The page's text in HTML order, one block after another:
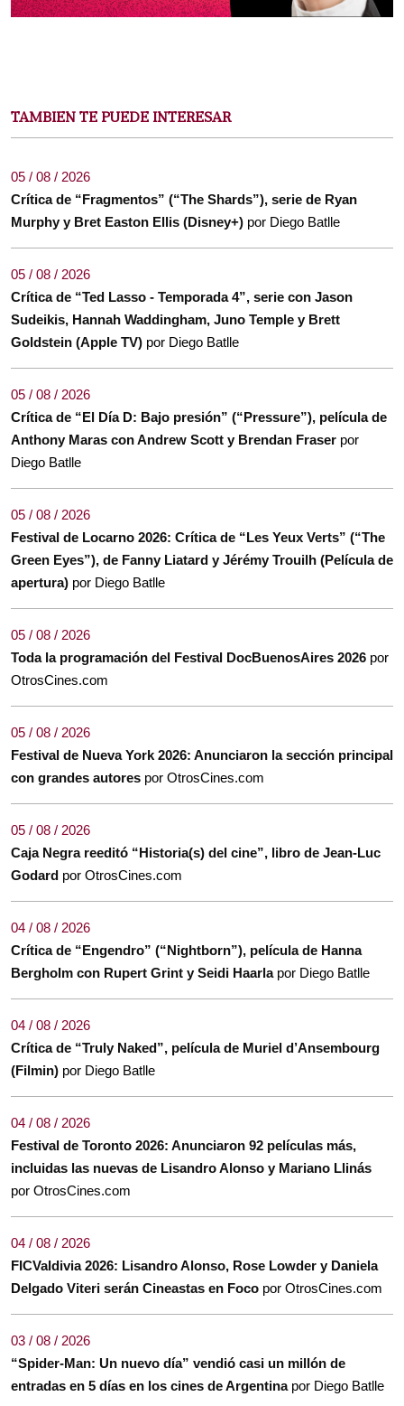
TAMBIEN TE PUEDE INTERESAR
05 / 08 / 2026
Crítica de “Fragmentos” (“The Shards”), serie de Ryan
Murphy y Bret Easton Ellis (Disney+) por Diego Batlle
05 / 08 / 2026
Crítica de “Ted Lasso - Temporada 4”, serie con Jason
Sudeikis, Hannah Waddingham, Juno Temple y Brett
Goldstein (Apple TV) por Diego Batlle
05 / 08 / 2026
Crítica de “El Día D: Bajo presión” (“Pressure”), película de
Anthony Maras con Andrew Scott y Brendan Fraser por
Diego Batlle
05 / 08 / 2026
Festival de Locarno 2026: Crítica de “Les Yeux Verts” (“The
Green Eyes”), de Fanny Liatard y Jérémy Trouilh (Película de
apertura) por Diego Batlle
05 / 08 / 2026
Toda la programación del Festival DocBuenosAires 2026 por
OtrosCines.com
05 / 08 / 2026
Festival de Nueva York 2026: Anunciaron la sección principal
con grandes autores por OtrosCines.com
05 / 08 / 2026
Caja Negra reeditó “Historia(s) del cine”, libro de Jean-Luc
Godard por OtrosCines.com
04 / 08 / 2026
Crítica de “Engendro” (“Nightborn”), película de Hanna
Bergholm con Rupert Grint y Seidi Haarla por Diego Batlle
04 / 08 / 2026
Crítica de “Truly Naked”, película de Muriel d’Ansembourg
(Filmin) por Diego Batlle
04 / 08 / 2026
Festival de Toronto 2026: Anunciaron 92 películas más,
incluidas las nuevas de Lisandro Alonso y Mariano Llinás
por OtrosCines.com
04 / 08 / 2026
FICValdivia 2026: Lisandro Alonso, Rose Lowder y Daniela
Delgado Viteri serán Cineastas en Foco por OtrosCines.com
03 / 08 / 2026
“Spider-Man: Un nuevo día” vendió casi un millón de
entradas en 5 días en los cines de Argentina por Diego Batlle